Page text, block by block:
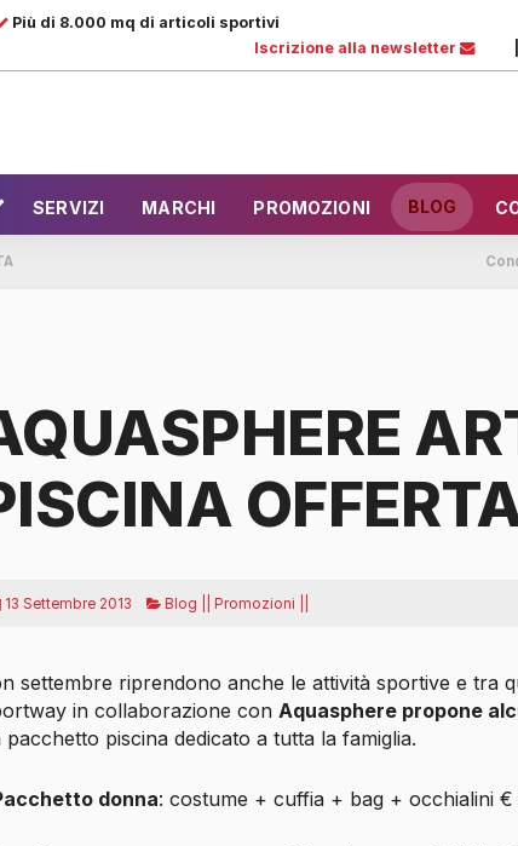
Più di 8.000 mq di articoli sportivi
Iscrizione alla newsletter
SERVIZI MARCHI PROMOZIONI BLOG
13 Settembre 2013 Blog || Promozioni ||
settembre riprendono anche le attività sportive e tra
in collaborazione con Aquasphere propone
pacchetto piscina dedicato a tutta la famiglia.
donna: costume + cuffia + bag + occhialini €